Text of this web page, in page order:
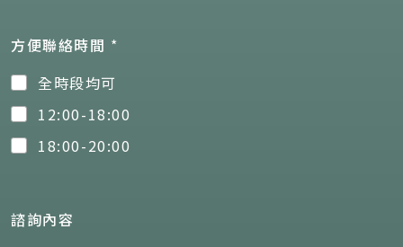
方便聯絡時間 *
全時段均可
12:00-18:00
18:00-20:00
諮詢內容